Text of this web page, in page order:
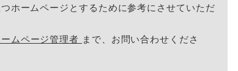
ホームページとするために参考にさせていただ
ムページ管理者 まで、お問い合わせくださ